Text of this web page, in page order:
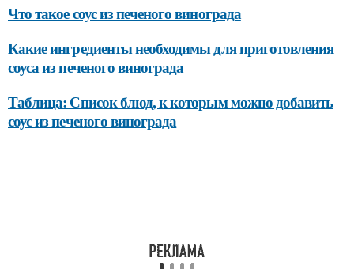
Что такое соус из печеного винограда
Какие ингредиенты необходимы для приготовления
соуса из печеного винограда
Таблица: Список блюд, к которым можно добавить
соус из печеного винограда